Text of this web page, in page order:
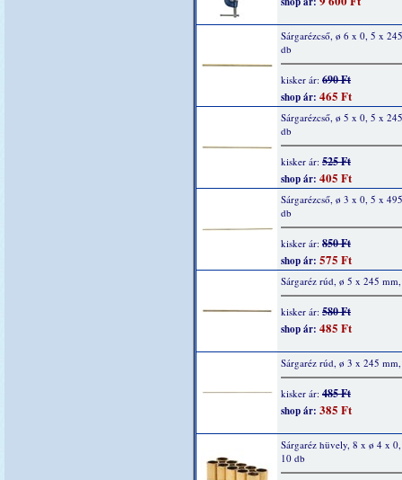
Sárgarézcső, ø 6 x 0, 5 x
db
kisker ár: 690 Ft
shop ár: 465 Ft
Sárgarézcső, ø 5 x 0, 5 x
db
kisker ár: 525 Ft
shop ár: 405 Ft
Sárgarézcső, ø 3 x 0, 5 x
db
kisker ár: 850 Ft
shop ár: 575 Ft
Sárgaréz rúd, ø 5 x 245
kisker ár: 580 Ft
shop ár: 485 Ft
Sárgaréz rúd, ø 3 x 245
kisker ár: 485 Ft
shop ár: 385 Ft
Sárgaréz hüvely, 8 x ø 4 x
10 db